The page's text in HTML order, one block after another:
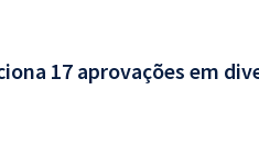
17 aprovações em